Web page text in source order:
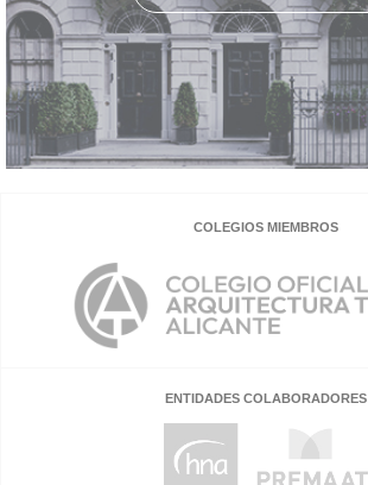
COLEGIOS MIEMBROS
ENTIDADES COLABORADORES